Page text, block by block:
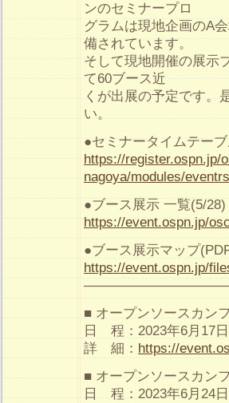
ンのセミナープロ
グラムは現地企画のA
備されています。
そして現地開催の展示
て60ブース近
くが出展の予定です。
い。
●セミナータイムテー
https://register.ospn.jp/
nagoya/modules/
●ブース展示 一覧(5/28)
https://event.ospn.jp/
●ブース展示マップ
https://event.ospn.jp/
■ オープンソースカン
日 程：2023年6月17
詳 細： https://
■ オープンソースカン
日 程：2023年6月24